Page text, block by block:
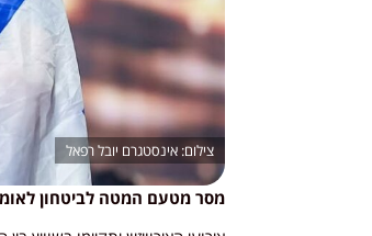
אינסטגרם יובל רפאל
מסר מטעם המטה לביטחון לאומי